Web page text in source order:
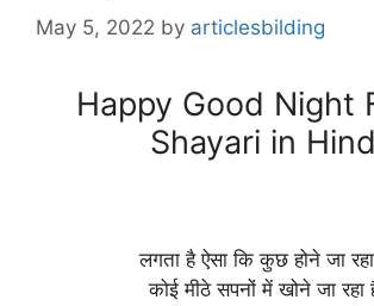
May 5, 2022 by articlesbilding
Happy Good Night
Shayari in
लगता है ऐसा कि कुछ होने जा
कोई मीठे सपनों में खोने जा रहा